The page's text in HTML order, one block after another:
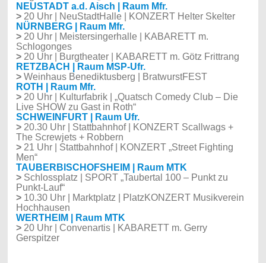
NEUSTADT a.d. Aisch | Raum Mfr.
>20 Uhr | NeuStadtHalle | KONZERT Helter Skelter
NÜRNBERG | Raum Mfr.
>20 Uhr | Meistersingerhalle | KABARETT m.
Schlogonges
>20 Uhr | Burgtheater | KABARETT m. Götz Frittrang
RETZBACH | Raum MSP-Ufr.
>Weinhaus Benediktusberg | BratwurstFEST
ROTH | Raum Mfr.
>20 Uhr | Kulturfabrik | „Quatsch Comedy Club – Die
Live SHOW zu Gast in Roth“
SCHWEINFURT | Raum Ufr.
>20.30 Uhr | Stattbahnhof | KONZERT Scallwags +
The Screwjets + Robbern
>21 Uhr | Stattbahnhof | KONZERT „Street Fighting
Men“
TAUBERBISCHOFSHEIM | Raum MTK
>Schlossplatz | SPORT „Taubertal 100 – Punkt zu
Punkt-Lauf“
>10.30 Uhr | Marktplatz | PlatzKONZERT Musikverein
Hochhausen
WERTHEIM | Raum MTK
>20 Uhr | Convenartis | KABARETT m. Gerry
Gerspitzer